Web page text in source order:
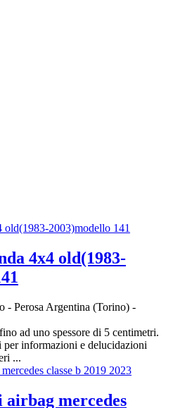
4x4 old(1983-
- Perosa Argentina (Torino) -
ad uno spessore di 5 centimetri.
per informazioni e delucidazioni
...
mercedes